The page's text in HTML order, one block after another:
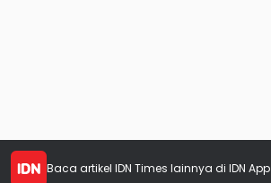
Baca artikel IDN Times lainnya di IDN App